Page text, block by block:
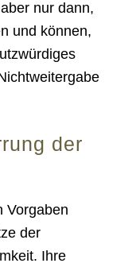
nur dann,
und können,
der
Vorgaben
der
Ihre